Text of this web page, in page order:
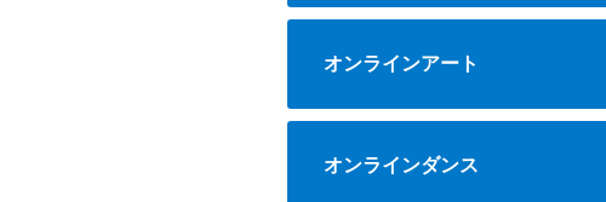
オンラインアート
オンラインダンス